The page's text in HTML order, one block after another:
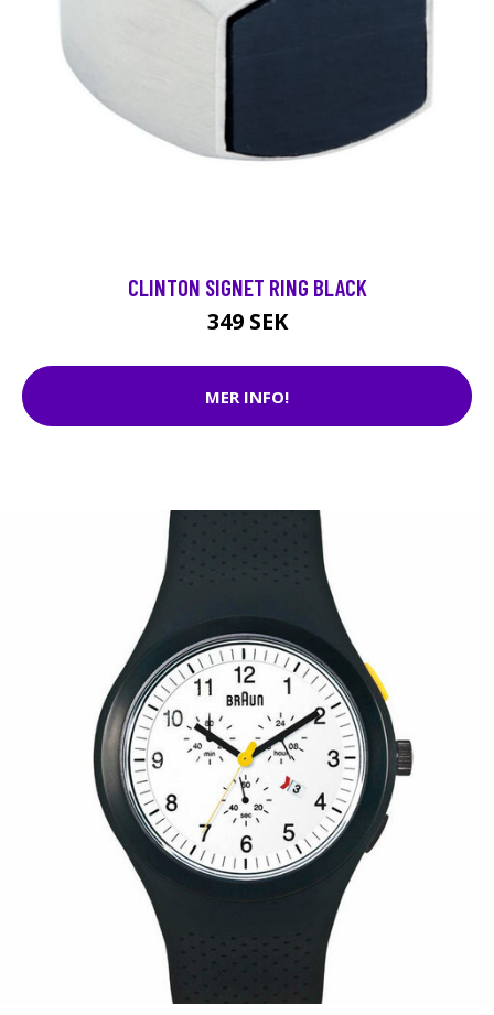
CLINTON SIGNET RING BLACK
349 SEK
MER INFO!